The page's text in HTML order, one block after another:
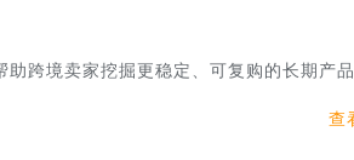
跨境卖家挖掘更稳定、可复购的长期产品
查